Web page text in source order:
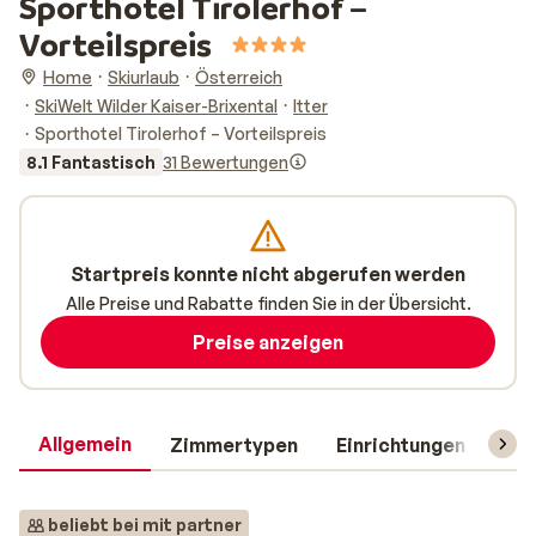
Vorteilspreis
Home Skiurlaub
Österreich
SkiWelt Wilder Kaiser-Brixental
Itter
Sporthotel Tirolerhof – Vorteilspreis
8.1 Fantastisch 31 Bewertungen
Allgemein Zimmertypen Einrichtungen
beliebt bei mit partner
Startpreis konnte nicht abgerufen werden
Alle Preise und Rabatte finden Sie in der Übersicht.
Preise anzeigen